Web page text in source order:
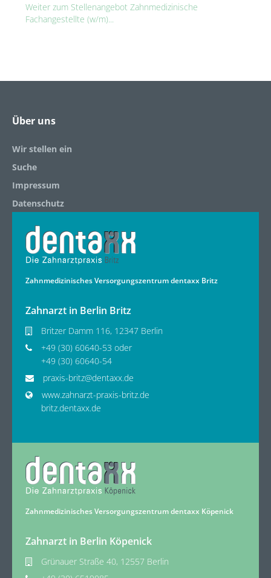
Weiter zum Stellenangebot Zahnmedizinische
Fachangestellte (w/m)...
Über uns
Wir stellen ein
Suche
Impressum
Datenschutz
Zahnmedizinisches Versorgungszentrum dentaxx Britz
Zahnarzt in Berlin Britz
Britzer Damm 116, 12347 Berlin
+49 (30) 60640-53 oder
+49 (30) 60640-54
praxis-britz@dentaxx.de
www.zahnarzt-praxis-britz.de
britz.dentaxx.de
Zahnmedizinisches Versorgungszentrum dentaxx Köpenick
Zahnarzt in Berlin Köpenick
Grünauer Straße 40, 12557 Berlin